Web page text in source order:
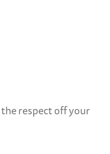
respect off your